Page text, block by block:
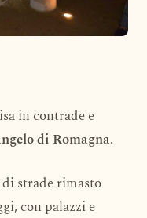
in contrade e
di Romagna.
strade rimasto
con palazzi e